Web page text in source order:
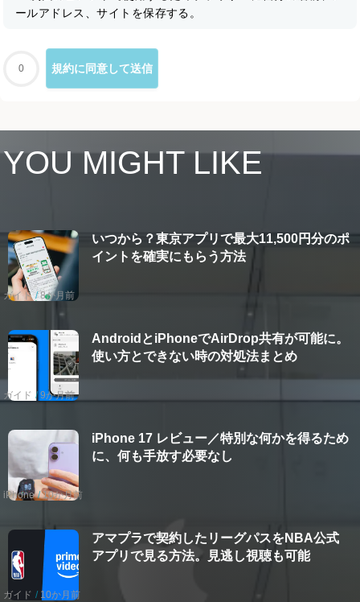
ールアドレス、サイトを保存する。
0
YOU MIGHT LIKE
いつから？東京アプリで最大11,500円分のポ
イントを確実にもらう方法
ガイド 8か月前
AndroidとiPhoneでAirDrop共有が可能に。
使い方とできない時の対処法まとめ
ガイド 9か月前
iPhone 17 レビュー／特別な何かを得るため
に、何も手放す必要なし
iPhone 10か月前
アマプラで契約したリーグパスをNBA公式
アプリで見る方法。見逃し視聴も可能
ガイド 10か月前